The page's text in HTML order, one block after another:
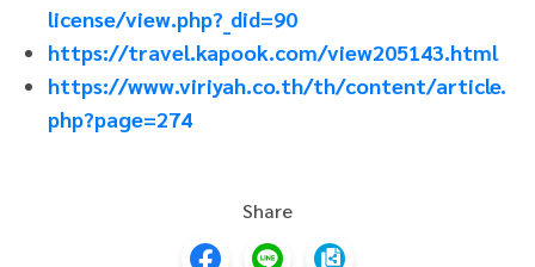
license/view.php?_did=90
https://travel.kapook.com/view205143.html
https://www.viriyah.co.th/th/content/article.
php?page=274
Share